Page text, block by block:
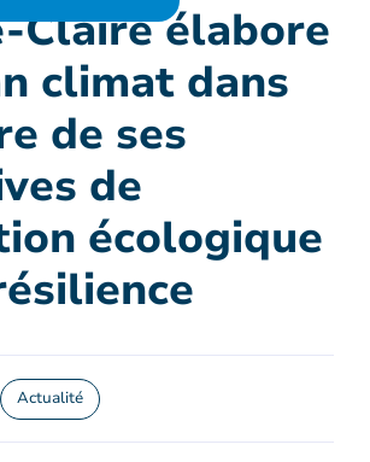
Claire élabore
climat dans
de ses
de
écologique
Actualité